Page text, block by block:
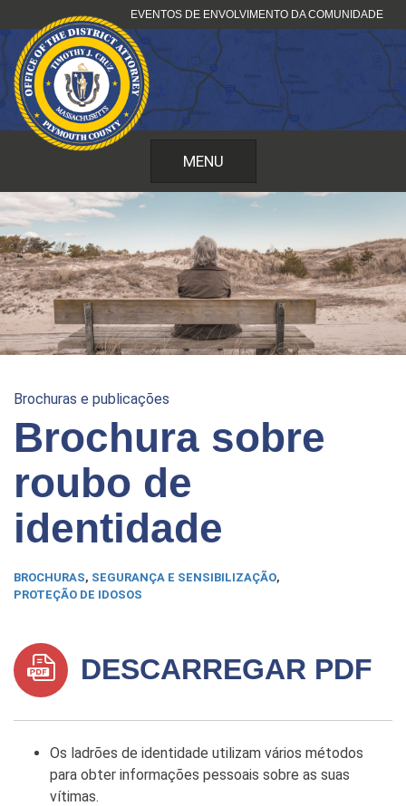
para
o
conteúdo
EVENTOS DE ENVOLVIMENTO DA COMUNIDADE
MENU
Brochuras e publicações
Brochura sobre
roubo de
identidade
BROCHURAS, SEGURANÇA E SENSIBILIZAÇÃO,
PROTEÇÃO DE IDOSOS
DESCARREGAR PDF
Os ladrões de identidade utilizam vários métodos
para obter informações pessoais sobre as suas
vítimas.